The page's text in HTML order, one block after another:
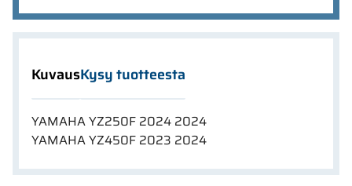
KuvausKysy tuotteesta
YAMAHA YZ250F 2024 2024
YAMAHA YZ450F 2023 2024